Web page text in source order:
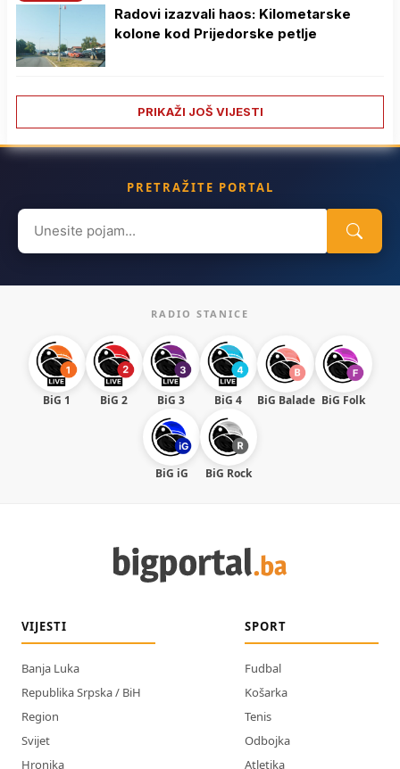
Radovi izazvali haos: Kilometarske
kolone kod Prijedorske petlje
PRIKAŽI JOŠ VIJESTI
PRETRAŽITE PORTAL
Search
for:
RADIO STANICE
BiG 1 BiG 2 BiG 3 BiG 4 BiG Balade BiG Folk
BiG iG BiG Rock
VIJESTI
Banja Luka
Republika Srpska / BiH
Region
Svijet
Hronika
SPORT
Fudbal
Košarka
Tenis
Odbojka
Atletika